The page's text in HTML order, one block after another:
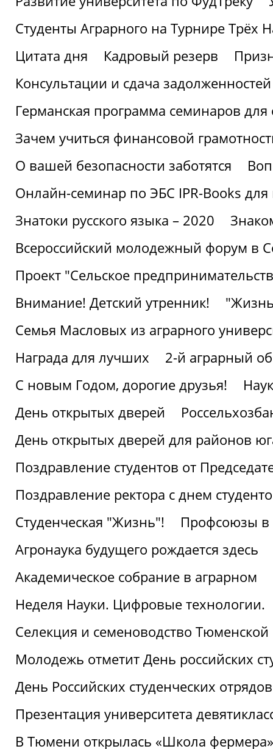
Студенты Аграрного на Турнире Трёх
Цитата дня
Кадровый резерв
Консультации и сдача
Германская программа семинаров для
Зачем учиться финансовой
О вашей безопасности заботятся
Онлайн-семинар по ЭБС IPR-Books для
Знатоки русского языка – 2020
Всероссийский молодежный форум в
Проект "Сельское
Внимание! Детский утренник!
Семья Масловых из аграрного
Награда для лучших
2-й аграрный
С новым Годом, дорогие друзья!
День открытых дверей
День открытых дверей для районов
Поздравление студентов от
Поздравление ректора с днем
Студенческая "Жизнь"!
Профсоюзы в
Агронаука будущего рождается здесь
Академическое собрание в аграрном
Неделя Науки. Цифровые технологии.
Селекция и семеноводство Тюменской
Молодежь отметит День российских
День Российских студенческих
Презентация университета
В Тюмени открылась «Школа фермера»